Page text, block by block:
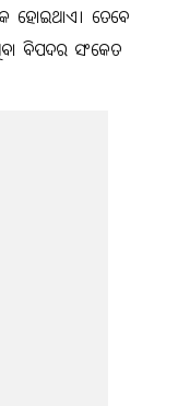
ହୋଇଥାଏ। ତେବେ
ବିପଦର ସଂକେତ